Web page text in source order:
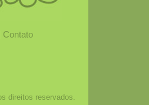
Contato
direitos reservados.